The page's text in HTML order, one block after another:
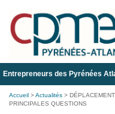
Entrepreneurs des Pyrénées
Accueil >Actualités >
PRINCIPALES QUESTIONS